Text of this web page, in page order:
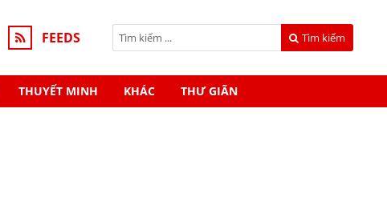
FEEDS Tìm kiếm
THUYẾT MINH KHÁC THƯ GIÃN